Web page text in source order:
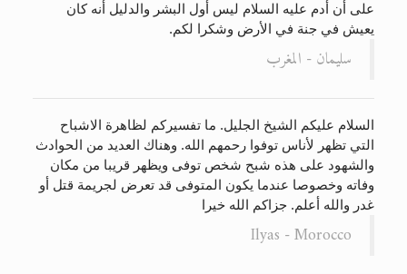
على أن أدم عليه السلام ليس أول البشر والدليل أنه كان
يعيش في جنة في الأرض وشكرا لكم.
سليمان - المغرب
السلام عليكم الشيخ الجليل. ما تفسيركم لظاهرة الاشباح
التي تظهر لأناس توفوا رحمهم الله. وهناك العديد من الحوادث
والشهود على هذه شبح شخص توفى ويظهر قريبا من مكان
وفاته وخصوصا عندما يكون المتوفى قد تعرض لجريمة قتل أو
غدر والله أعلم. جزاكم الله خيرا
Ilyas - Morocco